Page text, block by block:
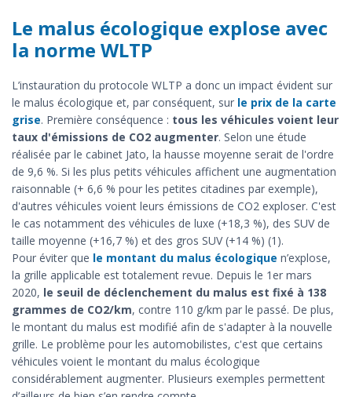
Le malus écologique explose avec
la norme WLTP
L’instauration du protocole WLTP a donc un impact évident sur
le malus écologique et, par conséquent, sur le prix de la carte
grise. Première conséquence : tous les véhicules voient leur
taux d'émissions de CO2 augmenter. Selon une étude
réalisée par le cabinet Jato, la hausse moyenne serait de l'ordre
de 9,6 %. Si les plus petits véhicules affichent une augmentation
raisonnable (+ 6,6 % pour les petites citadines par exemple),
d'autres véhicules voient leurs émissions de CO2 exploser. C'est
le cas notamment des véhicules de luxe (+18,3 %), des SUV de
taille moyenne (+16,7 %) et des gros SUV (+14 %) (1).
Pour éviter que le montant du malus écologique n’explose,
la grille applicable est totalement revue. Depuis le 1er mars
2020, le seuil de déclenchement du malus est fixé à 138
grammes de CO2/km, contre 110 g/km par le passé. De plus,
le montant du malus est modifié afin de s'adapter à la nouvelle
grille. Le problème pour les automobilistes, c'est que certains
véhicules voient le montant du malus écologique
considérablement augmenter. Plusieurs exemples permettent